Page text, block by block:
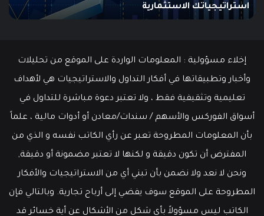
منذ
مايو
عمل
مستوى منذ مايو وسط سوق عمل قوي
إخلاء مسؤولية : المعلومات الواردة على الموقع من تحليلات
وأخبار وتطبيقاتها في أفكار التداول والاستراتيجيات هي لأهداف
تعليمية وتثقيفية فقط ، ولا تعتبر دعوة مباشرة للتداول في
أسواق الفوركس والأسهم / سندات/معادن أو أدوات مالية ، علماً
بأن المعلومات المطروحة تعبر عن رأي الكاتب نفسه و الذي من
المفترض أن تكون دقيقة و لكنها لا تعتبر مضمونة أو دقيقة,
ونحن لا نعد ولا نضمن بأن تبني أي من الاستراتيجيات والأفكار
المطروحة على الموقع سوف يفضي إلى أرباح تجارية. وبالتالي فإن
الكاتب ليس مسؤولاً بأي شكل من الأشكال عن أية خسائر قد